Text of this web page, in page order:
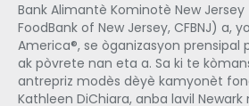
Bank Alimantè Kominotè New
FoodBank of New Jersey, CFBNJ) a,
America®, se òganizasyon prensipal
ak pòvrete nan eta a. Sa ki te
antrepriz modès dèyè kamyonèt
Kathleen DiChiara, anba lavil Newark